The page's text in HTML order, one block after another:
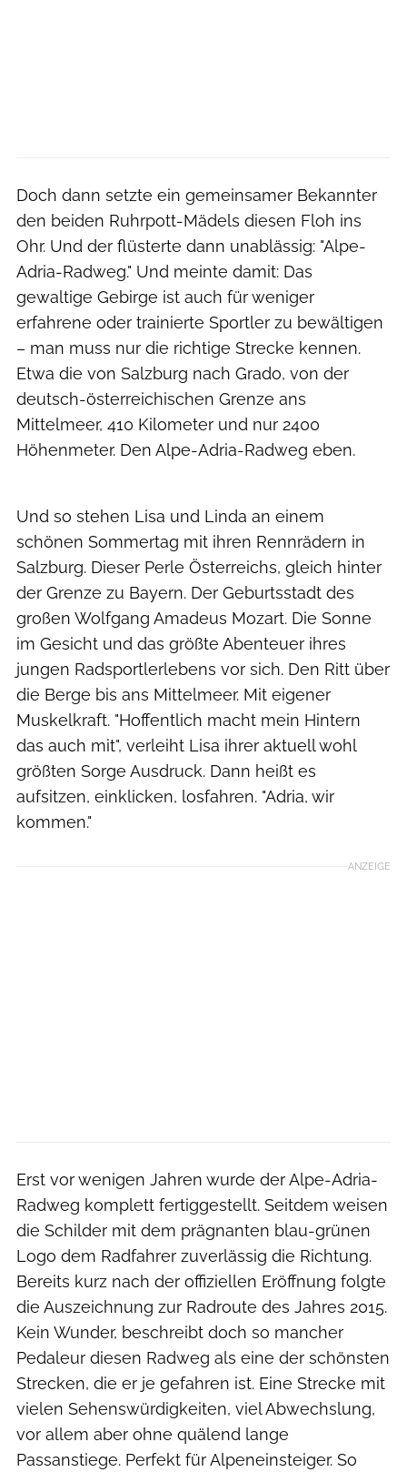
Doch dann setzte ein gemeinsamer Bekannter
den beiden Ruhrpott-Mädels diesen Floh ins
Ohr. Und der flüsterte dann unablässig: "Alpe-
Adria-Radweg." Und meinte damit: Das
gewaltige Gebirge ist auch für weniger
erfahrene oder trainierte Sportler zu bewältigen
– man muss nur die richtige Strecke kennen.
Etwa die von Salzburg nach Grado, von der
deutsch-österreichischen Grenze ans
Mittelmeer, 410 Kilometer und nur 2400
Höhenmeter. Den Alpe-Adria-Radweg eben.
Und so stehen Lisa und Linda an einem
schönen Sommertag mit ihren Rennrädern in
Salzburg. Dieser Perle Österreichs, gleich hinter
der Grenze zu Bayern. Der Geburtsstadt des
großen Wolfgang Amadeus Mozart. Die Sonne
im Gesicht und das größte Abenteuer ihres
jungen Radsportlerlebens vor sich. Den Ritt über
die Berge bis ans Mittelmeer. Mit eigener
Muskelkraft. "Hoffentlich macht mein Hintern
das auch mit", verleiht Lisa ihrer aktuell wohl
größten Sorge Ausdruck. Dann heißt es
aufsitzen, einklicken, losfahren. "Adria, wir
kommen."
ANZEIGE
Erst vor wenigen Jahren wurde der Alpe-Adria-
Radweg komplett fertiggestellt. Seitdem weisen
die Schilder mit dem prägnanten blau-grünen
Logo dem Radfahrer zuverlässig die Richtung.
Bereits kurz nach der offiziellen Eröffnung folgte
die Auszeichnung zur Radroute des Jahres 2015.
Kein Wunder, beschreibt doch so mancher
Pedaleur diesen Radweg als eine der schönsten
Strecken, die er je gefahren ist. Eine Strecke mit
vielen Sehenswürdigkeiten, viel Abwechslung,
vor allem aber ohne quälend lange
Passanstiege. Perfekt für Alpeneinsteiger. So